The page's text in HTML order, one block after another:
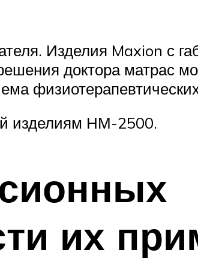
Изделия Maxion с
доктора матрас
изделиям НМ-2500.
их